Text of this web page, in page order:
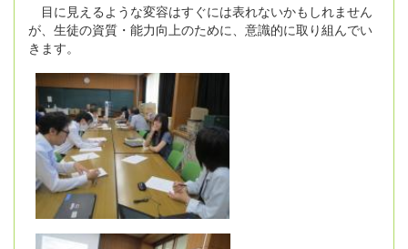
目に見えるような変容はすぐには表れないかもしれません
が、生徒の資質・能力向上のために、意識的に取り組んでい
きます。